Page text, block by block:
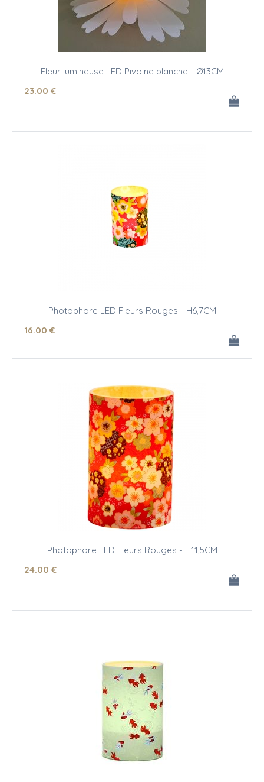
Fleur lumineuse LED Pivoine blanche - Ø13CM
23.00 €
Photophore LED Fleurs Rouges - H6,7CM
16.00 €
Photophore LED Fleurs Rouges - H11,5CM
24.00 €